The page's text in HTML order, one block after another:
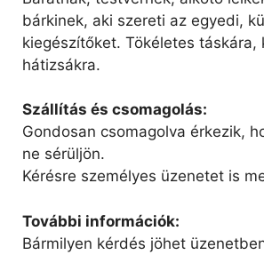
bárkinek, aki szereti az egyedi,
kiegészítőket. Tökéletes táskára,
hátizsákra.
Szállítás és csomagolás:
Gondosan csomagolva érkezik,
ne sérüljön.
Kérésre személyes üzenetet is
További információk:
Bármilyen kérdés jöhet